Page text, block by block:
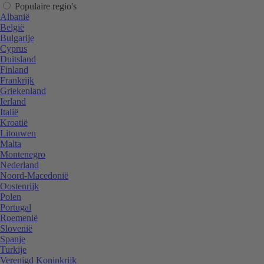
Populaire regio's
Albanië
België
Bulgarije
Cyprus
Duitsland
Finland
Frankrijk
Griekenland
Ierland
Italië
Kroatië
Litouwen
Malta
Montenegro
Nederland
Noord-Macedonië
Oostenrijk
Polen
Portugal
Roemenië
Slovenië
Spanje
Turkije
Verenigd Koninkrijk